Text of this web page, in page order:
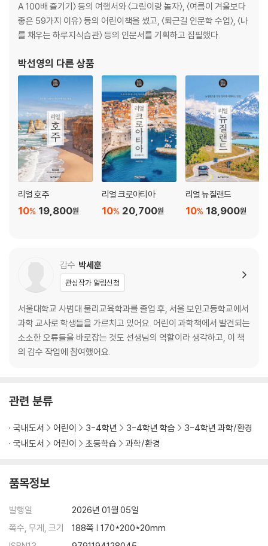
A 100배 즐기기〉 등의 여행서와 〈그림이랑 놀자〉, 〈여름이 겨울보다
좋은 59가지 이유〉 등의 어린이책을 썼고, 〈퇴근길 인문학 수업〉, 〈나
를 채우는 하루지식습관〉 등의 인문서를 기획하고 집필했다.
박선영의 다른 상품
리얼 호주
19,800원
10%
리얼 크로아티아
20,700원
10%
리얼 뉴질랜드
18,900원
10%
감수 박세훈
관심작가 알림신청
서울대학교 사범대 물리교육학과를 졸업 후, 서울 보인고등학교에서
과학 교사로 학생들을 가르치고 있어요. 어린이 과학책에서 발견되는
소소한 오류들을 바로잡는 것도 선생님의 역할이라 생각하고, 이 책
의 감수 작업에 참여했어요.
관련 분류
국내도서 어린이 3-4학년 3-4학년 학습
3-4학년 과학/환경
국내도서
어린이 초등학습 과학/환경
품목정보
발행일
2026년 01월 05일
쪽수, 무게, 크기
188쪽 | 170*200*20mm